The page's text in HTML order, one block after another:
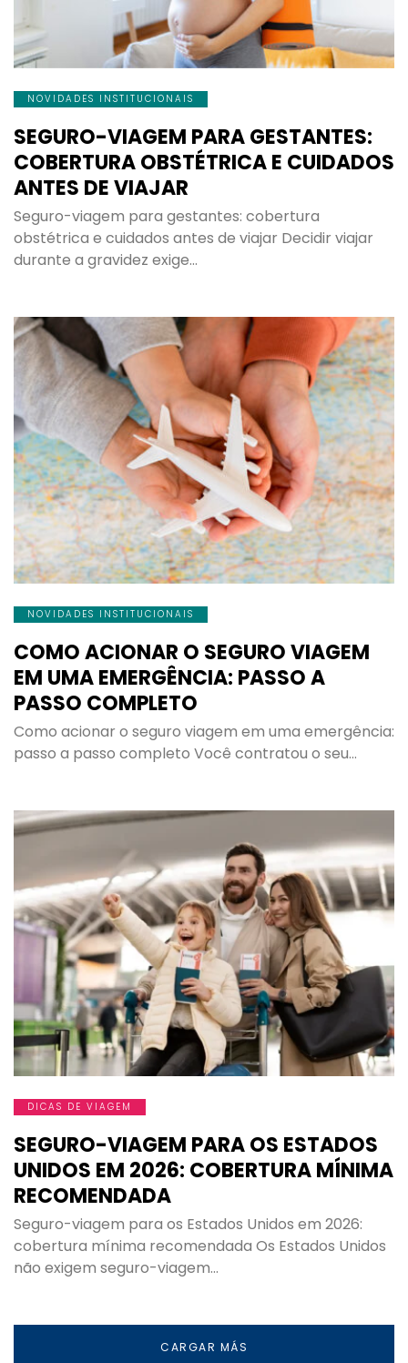
NOVIDADES INSTITUCIONAIS
SEGURO-VIAGEM PARA GESTANTES:
COBERTURA OBSTÉTRICA E CUIDADOS
ANTES DE VIAJAR
Seguro-viagem para gestantes: cobertura
obstétrica e cuidados antes de viajar Decidir viajar
durante a gravidez exige…
NOVIDADES INSTITUCIONAIS
COMO ACIONAR O SEGURO VIAGEM
EM UMA EMERGÊNCIA: PASSO A
PASSO COMPLETO
Como acionar o seguro viagem em uma emergência:
passo a passo completo Você contratou o seu…
DICAS DE VIAGEM
SEGURO-VIAGEM PARA OS ESTADOS
UNIDOS EM 2026: COBERTURA MÍNIMA
RECOMENDADA
Seguro-viagem para os Estados Unidos em 2026:
cobertura mínima recomendada Os Estados Unidos
não exigem seguro-viagem…
CARGAR MÁS